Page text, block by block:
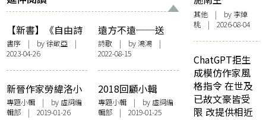
【新書】《自由詩
魂 孟浪詩全集》序
——中國快槍手
（下）
書序 | by徐敬亞 |
2023-04-26
遠方不遠──送
Peter Brook
詩歌| by 鴻鴻 |
2022-08-15
新晉作家勞緯洛小
輯
專題小輯 | by 虛詞編
輯部 | 2019-01-26
2018回顧小輯
專題小輯| by 虛詞編
輯部 | 2019-01-25
其他 | by 李焯
桃 | 2026-08-04
ChatGPT拒生
成模仿作家風
格指令 在世及
已故文豪皆受
限 改提供相近